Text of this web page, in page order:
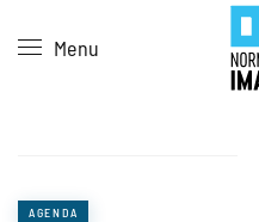
Skip to main content
Menu
AGENDA
Panneau de gestion des